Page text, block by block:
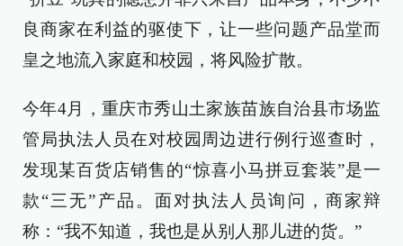
良商家在利益的驱使下，让一些问题产品堂而
皇之地流入家庭和校园，将风险扩散。
今年4月，重庆市秀山土家族苗族自治县市场监
管局执法人员在对校园周边进行例行巡查时，
发现某百货店销售的“惊喜小马拼豆套装”是一
款“三无”产品。面对执法人员询问，商家辩
称：“我不知道，我也是从别人那儿进的货。”